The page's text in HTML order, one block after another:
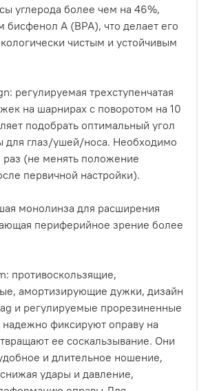
углерода более чем на 46%,
бисфенол А (BPA), что делает его
чистым и устойчивым
регулируемая трехступенчатая
на шарнирах с поворотом на 10
подобрать оптимальный угол
для глаз/ушей/носа. Необходимо
раз (не менять положение
первичной настройки).
монолинза для расширения
периферийное зрение более
противоскользящие,
амортизирующие дужки, дизайн
и регулируемые прорезиненные
фиксируют оправу на
ее соскальзывание. Они
и длительное ношение,
удары и давление,